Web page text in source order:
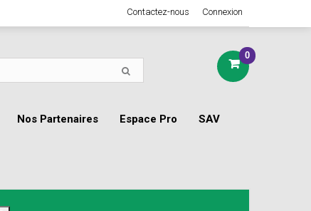
Connexion
Contactez-nous
0
Nos Partenaires Espace Pro SAV